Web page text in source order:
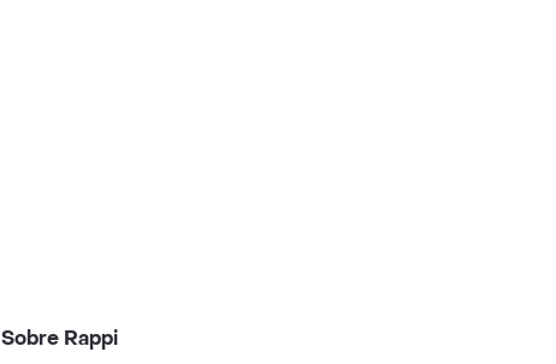
Sobre Rappi